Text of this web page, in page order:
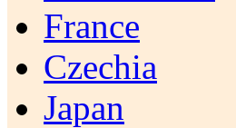
France
Czechia
Japan